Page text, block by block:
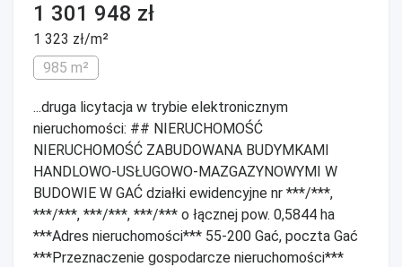
1 301 948 zł
1 323 zł/m²
985 m²
...druga licytacja w trybie elektronicznym
nieruchomości: ## NIERUCHOMOŚĆ
NIERUCHOMOŚĆ ZABUDOWANA BUDYMKAMI
HANDLOWO-USŁUGOWO-MAZGAZYNOWYMI W
BUDOWIE W GAĆ działki ewidencyjne nr ***/***,
***/***, ***/***, ***/*** o łącznej pow. 0,5844 ha
***Adres nieruchomości*** 55-200 Gać, poczta Gać
***Przeznaczenie gospodarcze nieruchomości***